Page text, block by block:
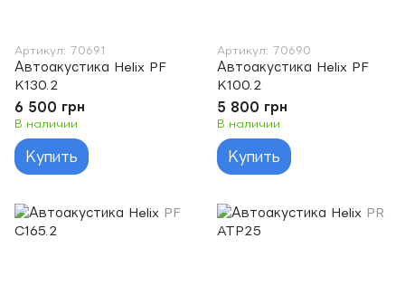
Артикул: 70691
Автоакустика Helix PF
K130.2
6 500 грн
В наличии
Купить
Артикул: 70690
Автоакустика Helix PF
K100.2
5 800 грн
В наличии
Купить